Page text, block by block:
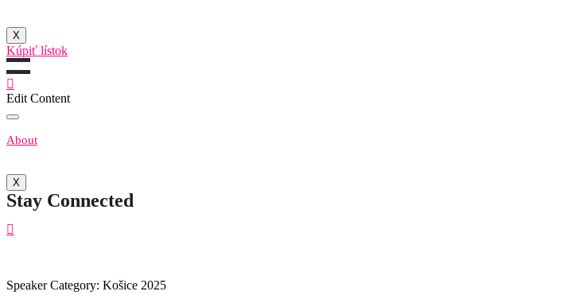
X
Kúpiť lístok
Edit Content
About
X
Stay Connected
Speaker Category: Košice 2025